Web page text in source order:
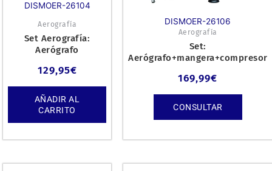
DISMOER-26104
Aerografía
Set Aerografía:
Aerógrafo
de 1,8m+ compresor
con
129,95€
AÑADIR AL
CARRITO
DISMOER-26106
Aerografía
Set:
Aerógrafo+mangera+compresor
80.
169,99€
CONSULTAR